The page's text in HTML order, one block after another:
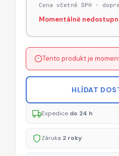
Cena včetně DPH ·
Momentálně
Tento produkt je
HLÍDAT
Expedice do 24 h
Záruka 2 roky